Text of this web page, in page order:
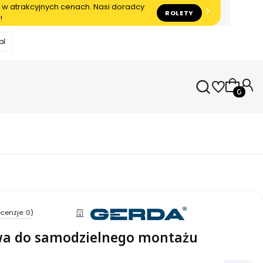
atrakcyjnych cenach. Nasi doradcy
ROLETY
0)
do samodzielnego montażu